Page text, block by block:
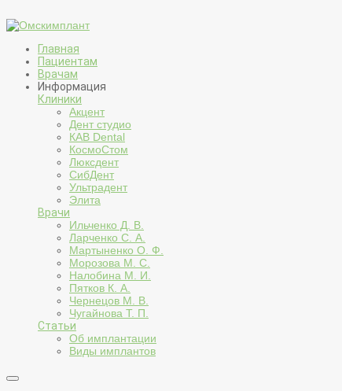
Главная
Пациентам
Врачам
Информация
Клиники
Акцент
Дент студио
КАВ Dental
КосмоСтом
Люксдент
СибДент
Ультрадент
Элита
Врачи
Ильченко Д. В.
Ларченко С. А.
Мартыненко О. Ф.
Морозова М. С.
Налобина М. И.
Пятков К. А.
Чернецов М. В.
Чугайнова Т. П.
Статьи
Об имплантации
Виды имплантов